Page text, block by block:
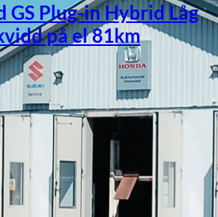
GS Plug-in Hybrid Låg
på el 81km